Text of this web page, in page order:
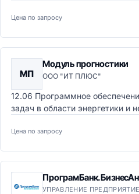
Цена по запросу
МП
Модуль прогностики
ООО "ИТ ПЛЮС"
12.06 Программное
задач в области энергетики и
Цена по запросу
УПРАВЛЕНИЕ